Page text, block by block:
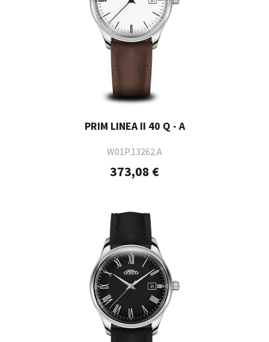
PRIM LINEA II 40 Q - A
W01P.13262.A
373,08 €